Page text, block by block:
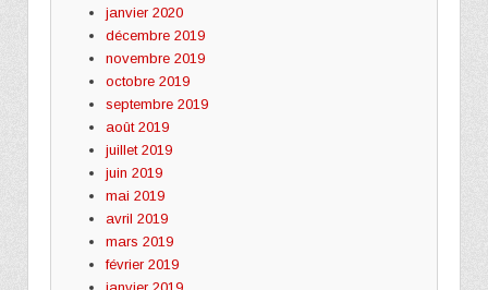
janvier 2020
décembre 2019
novembre 2019
octobre 2019
septembre 2019
août 2019
juillet 2019
juin 2019
mai 2019
avril 2019
mars 2019
février 2019